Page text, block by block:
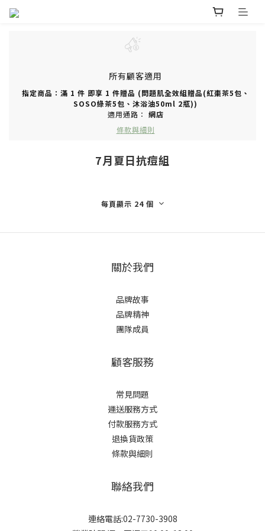
所有顧客適用
指定商品：滿 1 件 即享 1 件贈品 (問題肌全效組贈品(紅棗茶5包、
SOSO綠茶5包、沐浴油50ml 2瓶))
適用通路： 網店
條款與細則
7月夏日抗痘組
每頁顯示 24 個
關於我們
品牌故事
品牌精神
團隊成員
顧客服務
常見問題
運送服務方式
付款服務方式
退換貨政策
條款與細則
聯絡我們
連絡電話:02-7730-3908